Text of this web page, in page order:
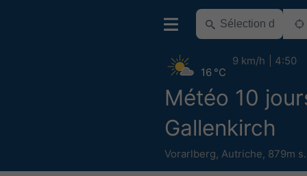
Météo 10
Gallenkirch
Vorarlberg, Autriche, 879m
16 °C
9 km/h 4:50